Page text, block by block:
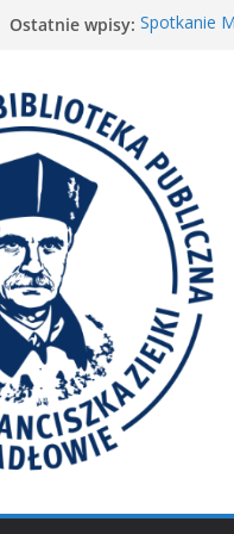
Ostatnie wpisy: Spotkanie